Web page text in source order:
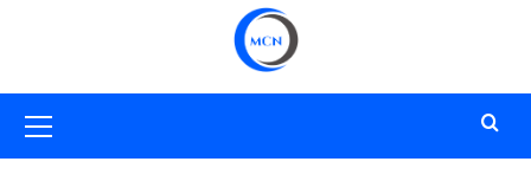
primario